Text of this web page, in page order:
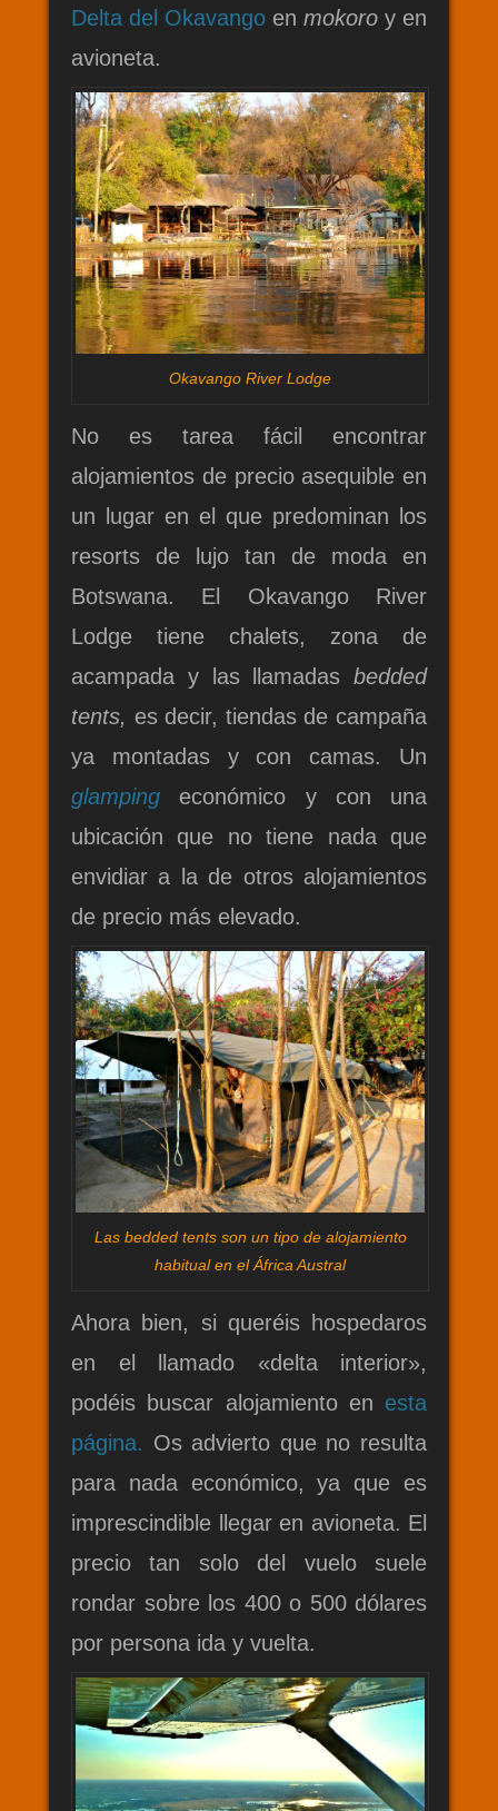
Delta del Okavango en mokoro y en
avioneta.
Okavango River Lodge
No es tarea fácil encontrar
alojamientos de precio asequible en
un lugar en el que predominan los
resorts de lujo tan de moda en
Botswana. El Okavango River
Lodge tiene chalets, zona de
acampada y las llamadas bedded
tents, es decir, tiendas de campaña
ya montadas y con camas. Un
glamping económico y con una
ubicación que no tiene nada que
envidiar a la de otros alojamientos
de precio más elevado.
Las bedded tents son un tipo de alojamiento
habitual en el África Austral
Ahora bien, si queréis hospedaros
en el llamado «delta interior»,
podéis buscar alojamiento en esta
página. Os advierto que no resulta
para nada económico, ya que es
imprescindible llegar en avioneta. El
precio tan solo del vuelo suele
rondar sobre los 400 o 500 dólares
por persona ida y vuelta.